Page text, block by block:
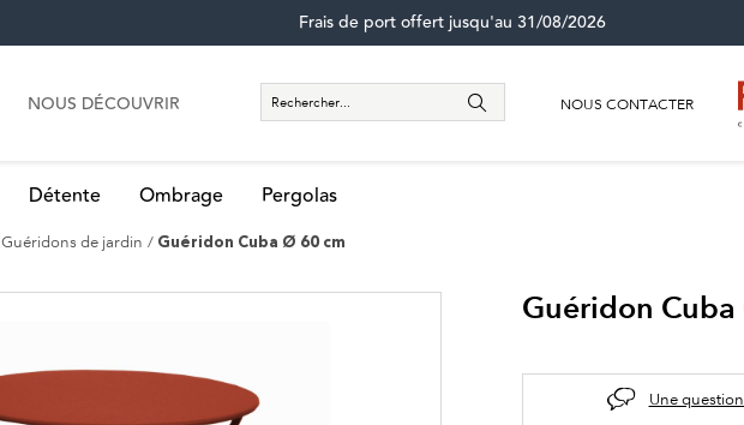
Frais de port offert jusqu'au 31/08/2026
NOUS DÉCOUVRIR NOUS CONTACTER
Détente Ombrage Pergolas
Guéridons de jardin Guéridon Cuba Ø 60 cm
Guéridon
Une